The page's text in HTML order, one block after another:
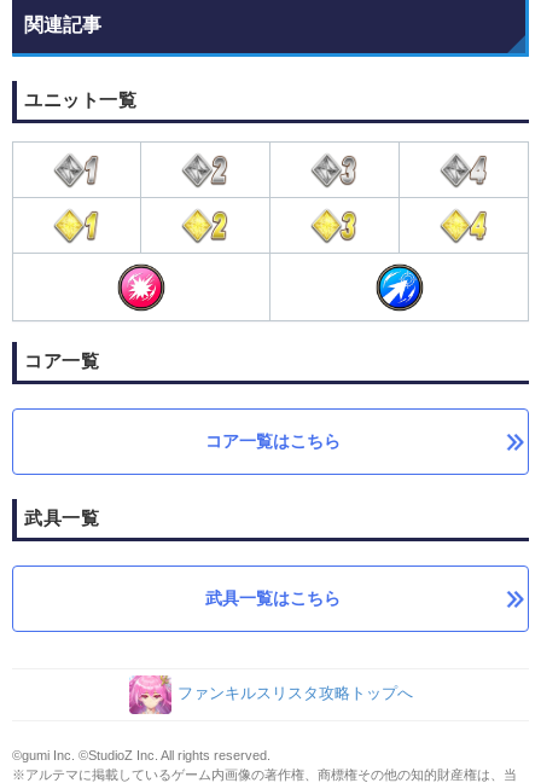
関連記事
ユニット一覧
コア一覧
コア一覧はこちら
武具一覧
武具一覧はこちら
ファンキルスリスタ攻略トップへ
©gumi Inc. ©StudioZ Inc. All rights reserved.
※アルテマに掲載しているゲーム内画像の著作権、商標権その他の知的財産権は、当